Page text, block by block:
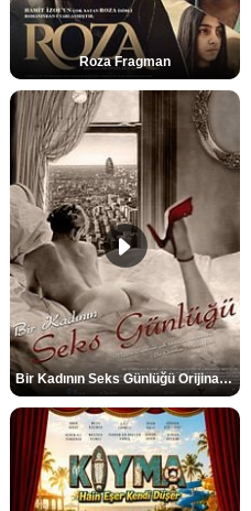
Roza Fragman
Bir Kadının Seks Günlüğü Orijinal Fragman